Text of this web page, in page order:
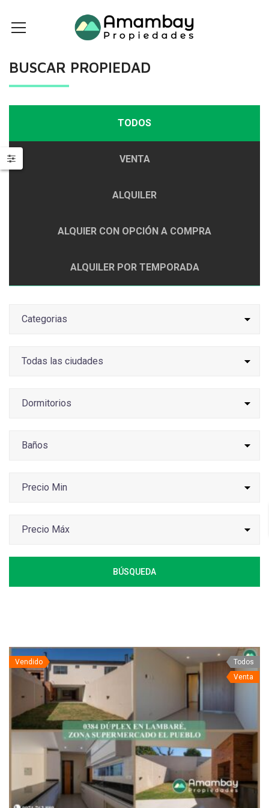
BUSCAR PROPIEDAD
TODOS
VENTA
ALQUILER
ALQUIER CON OPCIÓN A COMPRA
ALQUILER POR TEMPORADA
BÚSQUEDA
Vendido
Todos
Venta